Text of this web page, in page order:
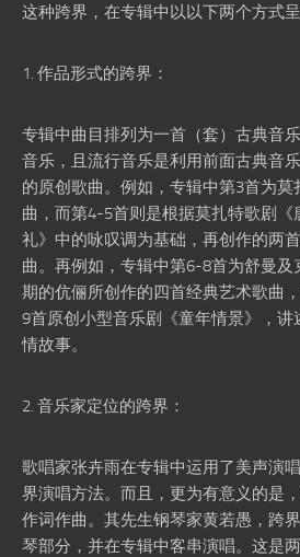
这种跨界，在专辑中以以下两个方式呈
1. 作品形式的跨界：
专辑中曲目排列为一首（套）古典音
音乐，且流行音乐是利用前面古典音
的原创歌曲。例如，专辑中第3首为
曲，而第4-5首则是根据莫扎特歌剧《
礼》中的咏叹调为基础，再创作的两
曲。再例如，专辑中第6-8首为舒曼
期的伉俪所创作的四首经典艺术歌曲
9首原创小型音乐剧《童年情景》，讲
情故事。
2. 音乐家定位的跨界：
歌唱家张卉雨在专辑中运用了美声演
界演唱方法。而且，更为有意义的是
作词作曲。其先生钢琴家黄若愚，跨
琴部分，并在专辑中客串演唱。这是